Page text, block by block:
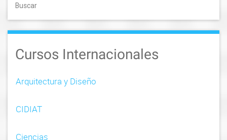
s
n
a
g
Buscar
Cursos Internacionales
Arquitectura y Diseño
CIDIAT
Ciencias